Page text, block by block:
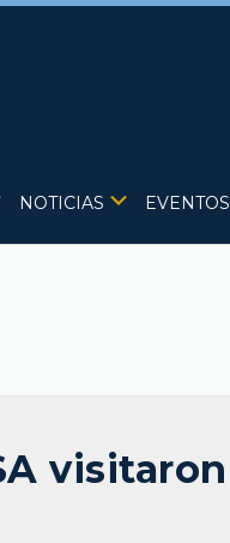
NOTICIAS EVENTOS
visitaron